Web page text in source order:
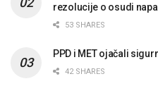
rezolucije o osudi
53 SHARES
PPD i MET ojačali
42 SHARES